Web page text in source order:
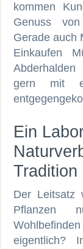
kommen
Genuss
Gerade auch
Einkaufen
gern mit
Ein
Tradition
Der Leitsatz
Pflanzen
eigentlich?